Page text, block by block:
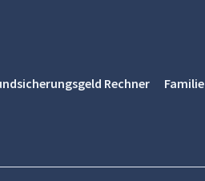
Rechner Familie